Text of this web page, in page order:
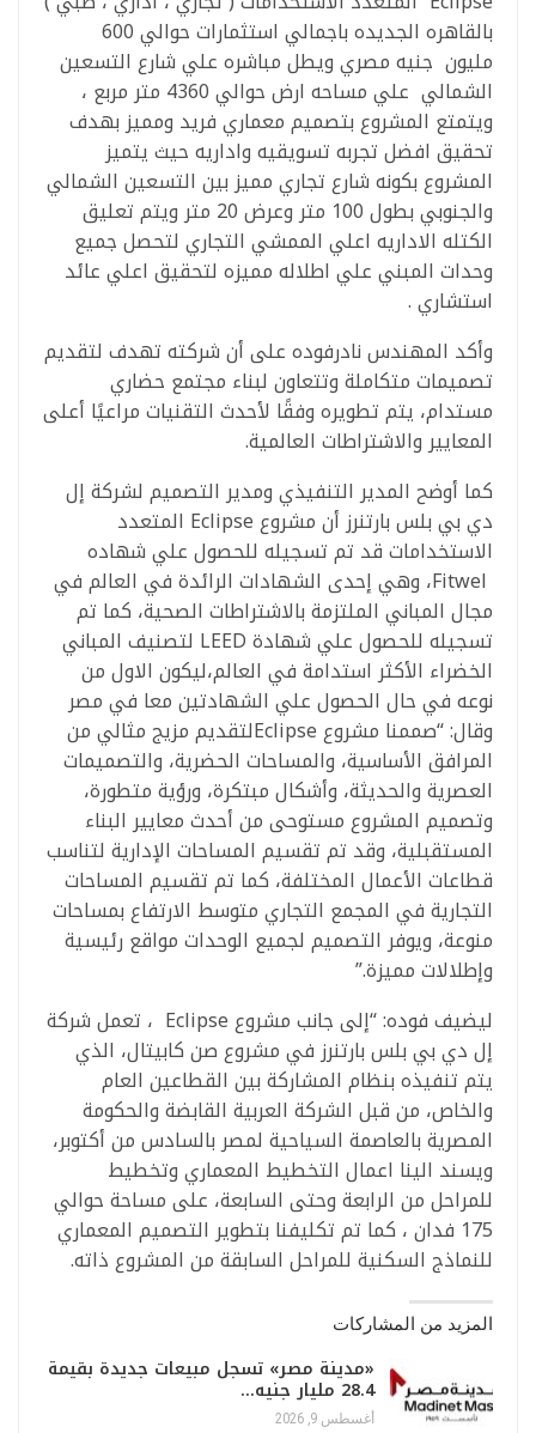
مليون جنيه مصري ويطل مباشره علي شارع التسعين
الشمالي علي مساحه ارض حوالي 4360 متر مربع ،
ويتمتع المشروع بتصميم معماري فريد ومميز بهدف
تحقيق افضل تجربه تسويقيه واداريه حيث يتميز
المشروع بكونه شارع تجاري مميز بين التسعين الشمالي
والجنوبي بطول 100 متر وعرض 20 متر ويتم تعليق
الكتله الاداريه اعلي الممشي التجاري لتحصل جميع
وحدات المبني علي اطلاله مميزه لتحقيق اعلي عائد
استشاري .
وأكد المهندس نادرفوده على أن شركته تهدف لتقديم
تصميمات متكاملة وتتعاون لبناء مجتمع حضاري
مستدام، يتم تطويره وفقًا لأحدث التقنيات مراعيًا أعلى
المعايير والاشتراطات العالمية.
كما أوضح المدير التنفيذي ومدير التصميم لشركة إل
دي بي بلس بارتنرز أن مشروع Eclipse المتعدد
الاستخدامات قد تم تسجيله للحصول علي شهاده
Fitwel، وهي إحدى الشهادات الرائدة في العالم في
مجال المباني الملتزمة بالاشتراطات الصحية، كما تم
تسجيله للحصول علي شهادة LEED لتصنيف المباني
الخضراء الأكثر استدامة في العالم،ليكون الاول من
نوعه في حال الحصول علي الشهادتين معا في مصر
وقال: “صممنا مشروع Eclipseلتقديم مزيج مثالي من
المرافق الأساسية، والمساحات الحضرية، والتصميمات
العصرية والحديثة، وأشكال مبتكرة، ورؤية متطورة،
وتصميم المشروع مستوحى من أحدث معايير البناء
المستقبلية، وقد تم تقسيم المساحات الإدارية لتناسب
قطاعات الأعمال المختلفة، كما تم تقسيم المساحات
التجارية في المجمع التجاري متوسط الارتفاع بمساحات
منوعة، ويوفر التصميم لجميع الوحدات مواقع رئيسية
وإطلالات مميزة.”
ليضيف فوده: “إلى جانب مشروع Eclipse ، تعمل شركة
إل دي بي بلس بارتنرز في مشروع صن كابيتال، الذي
يتم تنفيذه بنظام المشاركة بين القطاعين العام
والخاص، من قبل الشركة العربية القابضة والحكومة
المصرية بالعاصمة السياحية لمصر بالسادس من أكتوبر،
ويسند الينا اعمال التخطيط المعماري وتخطيط
للمراحل من الرابعة وحتى السابعة، على مساحة حوالي
175 فدان ، كما تم تكليفنا بتطوير التصميم المعماري
للنماذج السكنية للمراحل السابقة من المشروع ذاته.
المزيد من المشاركات
«مدينة مصر» تسجل مبيعات جديدة بقيمة
28.4 مليار جنيه…
أغسطس 9, 2026